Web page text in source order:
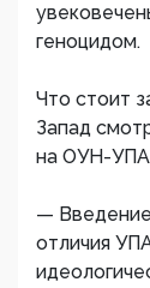
геноцидом.
Что стоит
Запад
на ОУН-
— Введение
отличия